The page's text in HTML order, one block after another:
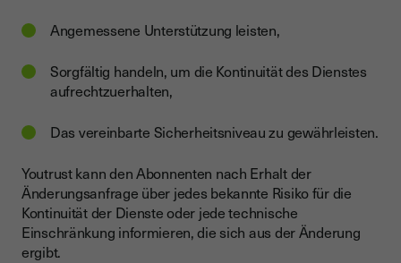
Angemessene Unterstützung leisten,
Sorgfältig handeln, um die Kontinuität des Dienstes
aufrechtzuerhalten,
Das vereinbarte Sicherheitsniveau zu gewährleisten.
Youtrust kann den Abonnenten nach Erhalt der
Änderungsanfrage über jedes bekannte Risiko für die
Kontinuität der Dienste oder jede technische
Einschränkung informieren, die sich aus der Änderung
ergibt.